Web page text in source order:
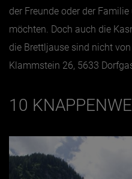
der Freunde oder der
möchten. Doch auch die
die Brettljause sind nicht
Klammstein 26, 5633
10